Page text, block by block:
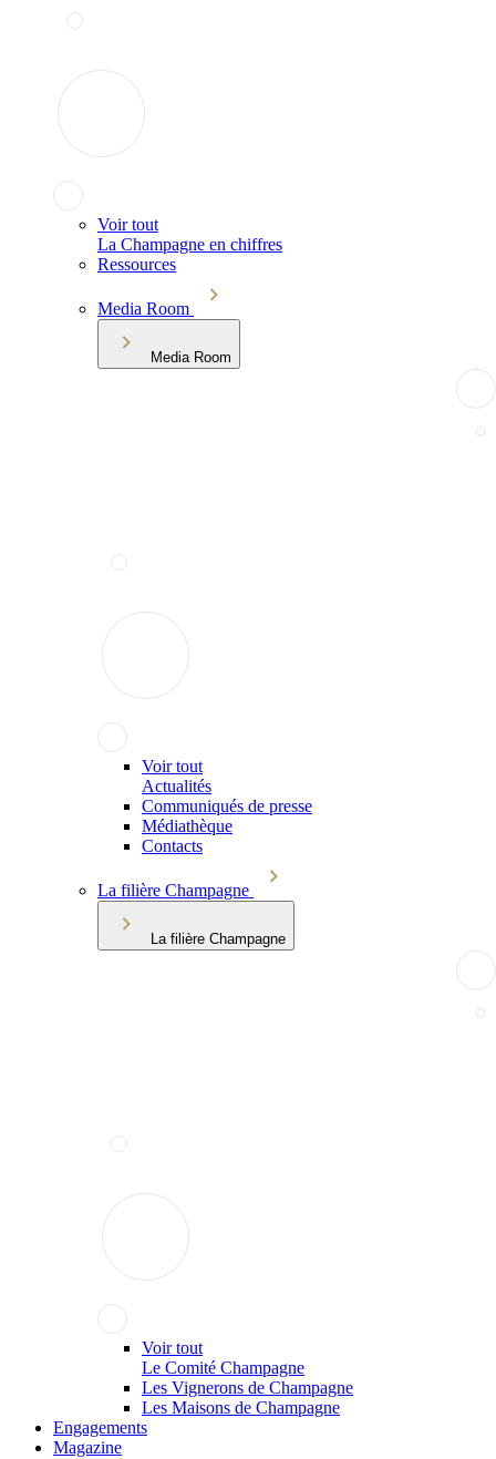
Voir tout
La Champagne en chiffres
Ressources
Media Room
Media Room
Voir tout
Actualités
Communiqués de presse
Médiathèque
Contacts
La filière Champagne
La filière Champagne
Voir tout
Le Comité Champagne
Les Vignerons de Champagne
Les Maisons de Champagne
Engagements
Magazine